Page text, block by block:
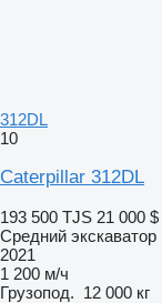
312DL
10
Caterpillar 312DL
193 500 TJS 21 000 $
Средний экскаватор
2021
1 200 м/ч
Грузопод. 12 000 кг